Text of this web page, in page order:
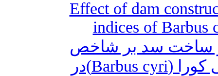
Effect of dam
indices of Barbus
ساخت سد بر شاخص
مطلوبیت زیستگاه سس‌ماهی کورا (Barbus cyri)در